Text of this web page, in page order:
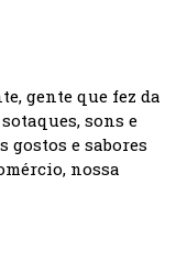
gente que fez da
sons e
gostos e sabores
nossa